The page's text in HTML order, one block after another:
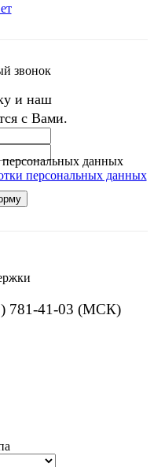
звонок
и наш
с Вами.
данных
персональных данных
781-41-03 (МСК)